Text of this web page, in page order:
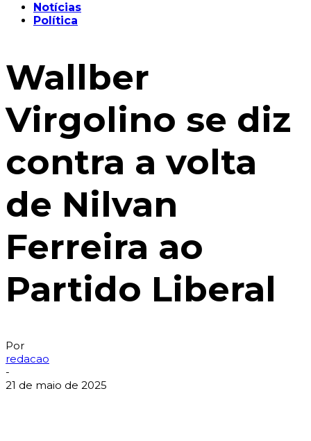
Notícias
Política
Wallber
Virgolino se diz
contra a volta
de Nilvan
Ferreira ao
Partido Liberal
Por
redacao
-
21 de maio de 2025